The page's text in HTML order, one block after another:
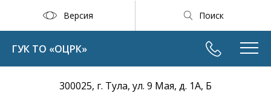
Версия Поиск
300025, г. Тула, ул. 9 Мая, д. 1А, Б
ГУК ТО «ОЦРК»